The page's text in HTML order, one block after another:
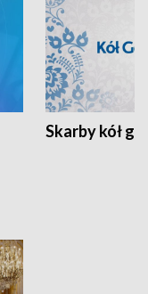
Skarby kół